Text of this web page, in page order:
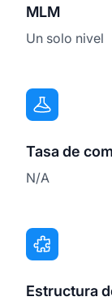
MLM
Un solo nivel
Tasa de
N/A
Estructura